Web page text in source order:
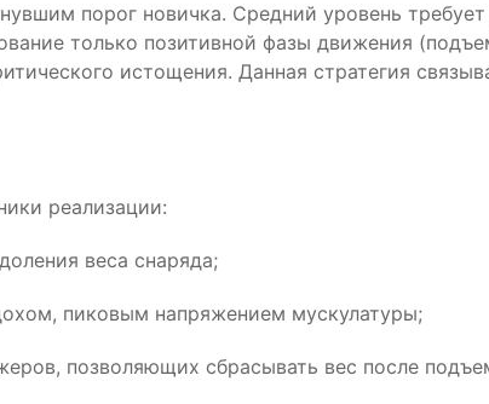
порог новичка. Средний уровень
только позитивной фазы движения
истощения. Данная стратегия
реализации:
веса снаряда;
пиковым напряжением мускулатуры;
позволяющих сбрасывать вес после